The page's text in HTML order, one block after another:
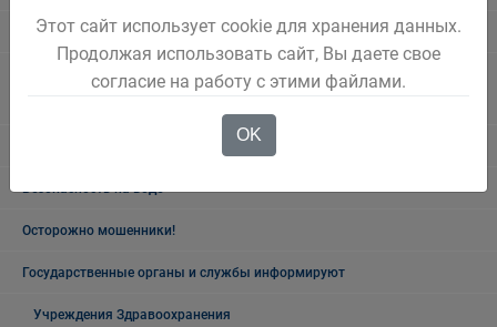
Полезная информация
Памятники, обелиски, монументы, мемориальные комплексы
Безопасность на воде
Осторожно мошенники!
Государственные органы и службы информируют
Учреждения Здравоохранения
Этот сайт использует cookie для хранения данных.
Продолжая использовать сайт, Вы даете свое
согласие на работу с этими файлами.
OK